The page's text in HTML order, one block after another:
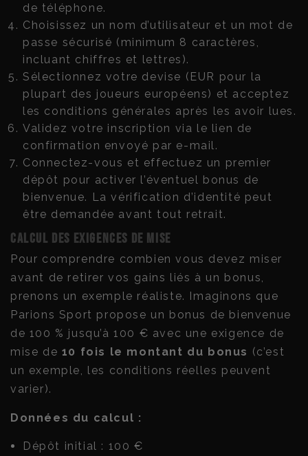
de téléphone.
Choisissez un nom d’utilisateur et un mot de
passe sécurisé (minimum 8 caractères,
incluant chiffres et lettres).
Sélectionnez votre devise (EUR pour la
plupart des joueurs européens) et acceptez
les conditions générales après les avoir lues.
Validez votre inscription via le lien de
confirmation envoyé par e-mail.
Connectez-vous et effectuez un premier
dépôt pour activer l’éventuel bonus de
bienvenue. La vérification d’identité peut
être demandée avant tout retrait.
Calcul des exigences de mise
Pour comprendre combien vous devez miser
avant de retirer vos gains liés à un bonus,
prenons un exemple réaliste. Imaginons que
Parions Sport propose un bonus de bienvenue
de 100 % jusqu’à 100 € avec une exigence de
mise de 10 fois le montant du bonus (c’est
un exemple, les conditions réelles peuvent
varier).
Données du calcul :
Dépôt initial : 100 €